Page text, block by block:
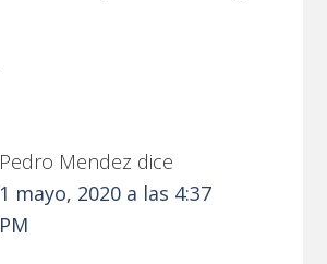
Pedro Mendez dice
1 mayo, 2020 a las 4:37
PM